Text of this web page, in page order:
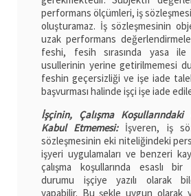
performans ölçümleri, iş
oluşturamaz. İş sözleşmesinin
uzak performans
feshi, fesih sırasında yasa
usullerinin yerine getirilmemesi
feshin geçersizliği ve işe iade
başvurması halinde işçi işe iade
İşçinin, Çalışma Koşullarındaki
Kabul Etmemesi:İşveren, iş
sözleşmesinin eki niteliğindeki
işyeri uygulamaları ve benzeri
çalışma koşullarında esaslı
durumu işçiye yazılı olarak
yapabilir. Bu şekle uygun olarak